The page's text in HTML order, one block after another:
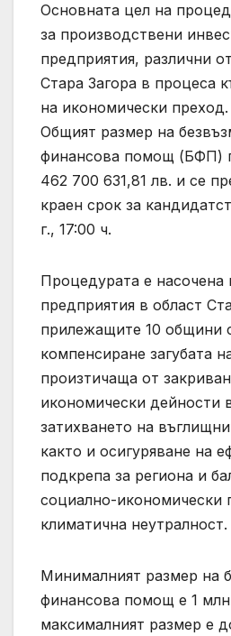
Основната цел на
за производствени
предприятия, различни
Стара Загора в процеса
на икономически преход.
Общият размер на
финансова помощ (БФП)
462 700 631,81 лв. и се
краен срок за
г., 17:00 ч.
Процедурата е насочена
предприятия в област
прилежащите 10 общини
компенсиране загубата
произтичаща от
икономически дейности
затихването на
както и осигуряване на
подкрепа за региона и
социално-икономически
климатична неутралност.
Минималният размер на
финансова помощ е 1
максималният размер е